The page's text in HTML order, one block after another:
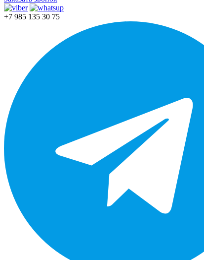
+7 985 135 30 75